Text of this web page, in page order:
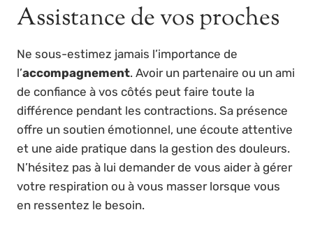
Assistance de vos proches
Ne sous-estimez jamais l’importance de
l’accompagnement. Avoir un partenaire ou un ami
de confiance à vos côtés peut faire toute la
différence pendant les contractions. Sa présence
offre un soutien émotionnel, une écoute attentive
et une aide pratique dans la gestion des douleurs.
N’hésitez pas à lui demander de vous aider à gérer
votre respiration ou à vous masser lorsque vous
en ressentez le besoin.